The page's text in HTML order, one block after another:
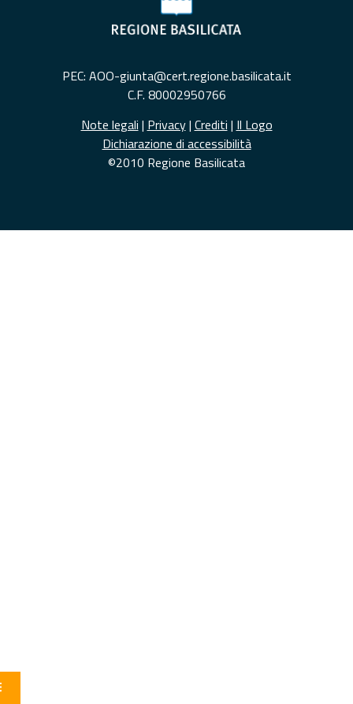
PEC: AOO-giunta@cert.regione.basilicata.it
C.F. 80002950766
Note legali | Privacy| Crediti | Il Logo
Dichiarazione di accessibilità
©2010 Regione Basilicata